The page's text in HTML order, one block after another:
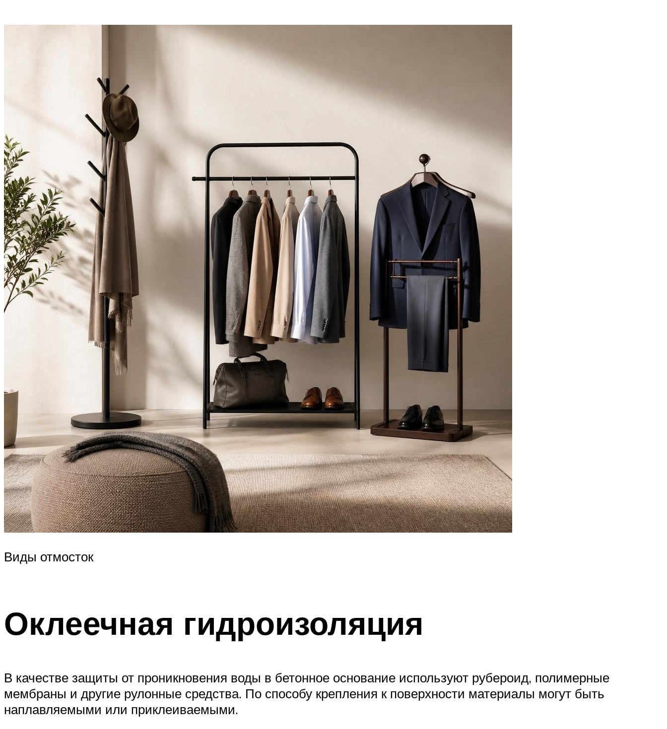
Виды отмосток
Оклеечная гидроизоляция
В качестве защиты от проникновения воды в бетонное основание используют рубероид, полимерные
мембраны и другие рулонные средства. По способу крепления к поверхности материалы могут быть
наплавляемыми или приклеиваемыми.